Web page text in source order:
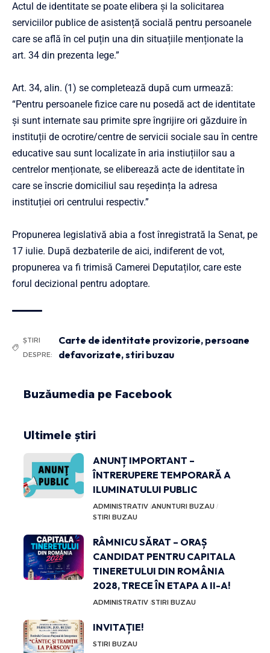
Actul de identitate se poate elibera și la solicitarea
serviciilor publice de asistență socială pentru persoanele
care se află în cel puțin una din situațiile menționate la
art. 34 din prezenta lege.”
Art. 34, alin. (1) se completează după cum urmează:
“Pentru persoanele fizice care nu posedă act de identitate
și sunt internate sau primite spre îngrijire ori găzduire în
instituții de ocrotire/centre de servicii sociale sau în centre
educative sau sunt localizate în aria instiuțiilor sau a
centrelor menționate, se eliberează acte de identitate în
care se înscrie domiciliul sau reședința la adresa
instituției ori centrului respectiv.”
Propunerea legislativă abia a fost înregistrată la Senat, pe
17 iulie. După dezbaterile de aici, indiferent de vot,
propunerea va fi trimisă Camerei Deputaților, care este
forul decizional pentru adoptare.
ȘTIRI
DESPRE:
Carte de identitate provizorie, persoane
defavorizate,stiri buzau
Buzăumedia pe Facebook
Ultimele știri
ANUNȚ IMPORTANT –
ÎNTRERUPERE TEMPORARĂ A
ILUMINATULUI PUBLIC
ADMINISTRATIV ANUNTURI BUZAU
STIRI BUZAU
RÂMNICU SĂRAT – ORAȘ
CANDIDAT PENTRU CAPITALA
TINERETULUI DIN ROMÂNIA
2028, TRECE ÎN ETAPA A II-A!
ADMINISTRATIV STIRI BUZAU
INVITAȚIE!
STIRI BUZAU